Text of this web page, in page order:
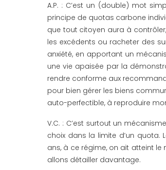
A.P. : C’est un (double) mot
principe de quotas carbone
que tout citoyen aura à
les excédents ou racheter des
anxiété, en apportant un
une vie apaisée par la
rendre conforme aux
pour bien gérer les biens
auto-perfectible, à reproduire
V.C. : C’est surtout un
choix dans la limite d’un quota.
ans, à ce régime, on ait atteint le
allons détailler davantage.